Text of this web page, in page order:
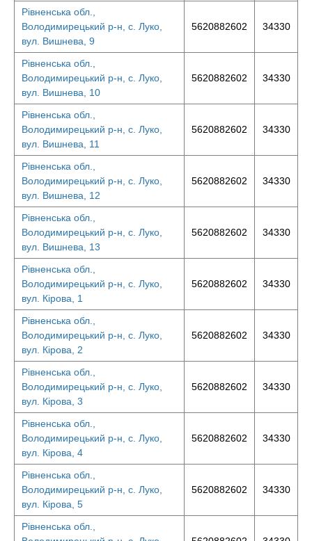
Рівненська обл.,
Володимирецький р-н, с. Луко,
вул. Вишнева, 9
5620882602 34330
Рівненська обл.,
Володимирецький р-н, с. Луко,
вул. Вишнева, 10
5620882602 34330
Рівненська обл.,
Володимирецький р-н, с. Луко,
вул. Вишнева, 11
5620882602 34330
Рівненська обл.,
Володимирецький р-н, с. Луко,
вул. Вишнева, 12
5620882602 34330
Рівненська обл.,
Володимирецький р-н, с. Луко,
вул. Вишнева, 13
5620882602 34330
Рівненська обл.,
Володимирецький р-н, с. Луко,
вул. Кірова, 1
5620882602 34330
Рівненська обл.,
Володимирецький р-н, с. Луко,
вул. Кірова, 2
5620882602 34330
Рівненська обл.,
Володимирецький р-н, с. Луко,
вул. Кірова, 3
5620882602 34330
Рівненська обл.,
Володимирецький р-н, с. Луко,
вул. Кірова, 4
5620882602 34330
Рівненська обл.,
Володимирецький р-н, с. Луко,
вул. Кірова, 5
5620882602 34330
Рівненська обл.,